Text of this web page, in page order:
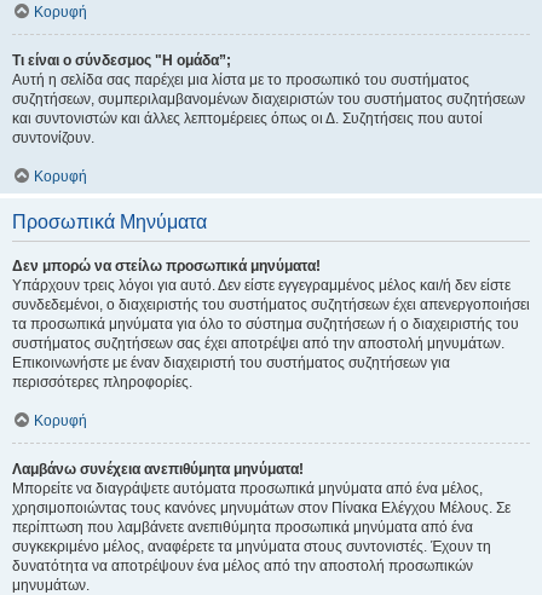
Κορυφή
Τι είναι ο σύνδεσμος "Η ομάδα”;
Αυτή η σελίδα σας παρέχει μια λίστα με το προσωπικό του συστήματος
συζητήσεων, συμπεριλαμβανομένων διαχειριστών του συστήματος συζητήσεων
και συντονιστών και άλλες λεπτομέρειες όπως οι Δ. Συζητήσεις που αυτοί
συντονίζουν.
Κορυφή
Προσωπικά Μηνύματα
Δεν μπορώ να στείλω προσωπικά μηνύματα!
Υπάρχουν τρεις λόγοι για αυτό. Δεν είστε εγγεγραμμένος μέλος και/ή δεν είστε
συνδεδεμένοι, ο διαχειριστής του συστήματος συζητήσεων έχει απενεργοποιήσει
τα προσωπικά μηνύματα για όλο το σύστημα συζητήσεων ή ο διαχειριστής του
συστήματος συζητήσεων σας έχει αποτρέψει από την αποστολή μηνυμάτων.
Επικοινωνήστε με έναν διαχειριστή του συστήματος συζητήσεων για
περισσότερες πληροφορίες.
Κορυφή
Λαμβάνω συνέχεια ανεπιθύμητα μηνύματα!
Μπορείτε να διαγράψετε αυτόματα προσωπικά μηνύματα από ένα μέλος,
χρησιμοποιώντας τους κανόνες μηνυμάτων στον Πίνακα Ελέγχου Μέλους. Σε
περίπτωση που λαμβάνετε ανεπιθύμητα προσωπικά μηνύματα από ένα
συγκεκριμένο μέλος, αναφέρετε τα μηνύματα στους συντονιστές. Έχουν τη
δυνατότητα να αποτρέψουν ένα μέλος από την αποστολή προσωπικών
μηνυμάτων.